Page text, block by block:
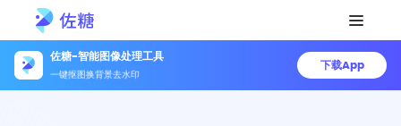
佐糖-智能图像处理工具
一键抠图换背景去水印
下载App